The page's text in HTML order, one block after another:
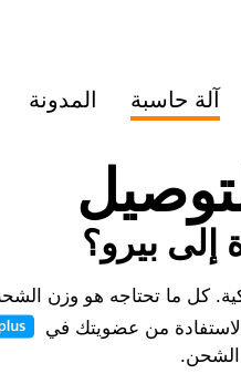
آلة حاسبة المدونة
إلى بيرو؟
كل ما تحتاجه هو وزن
من عضويتك في